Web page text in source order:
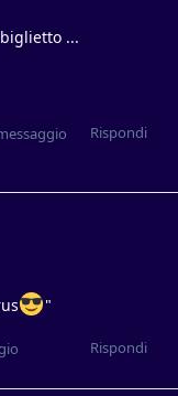
...
Rispondi
"
Rispondi